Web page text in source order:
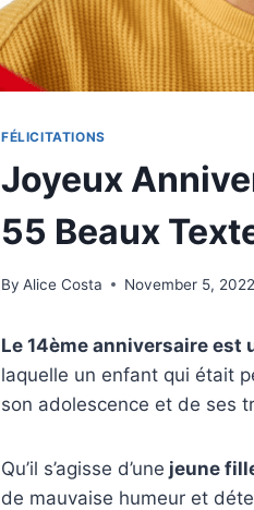
FÉLICITATIONS
Joyeux
55 Beaux
By Alice Costa November 5, 2022
Le 14ème anniversaire est
laquelle un enfant qui était
son adolescence et de ses
Qu’il s’agisse d’une jeune
de mauvaise humeur et